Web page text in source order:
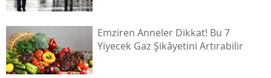
Emziren Anneler Dikkat! Bu 7
Yiyecek Gaz Şikâyetini Artırabilir